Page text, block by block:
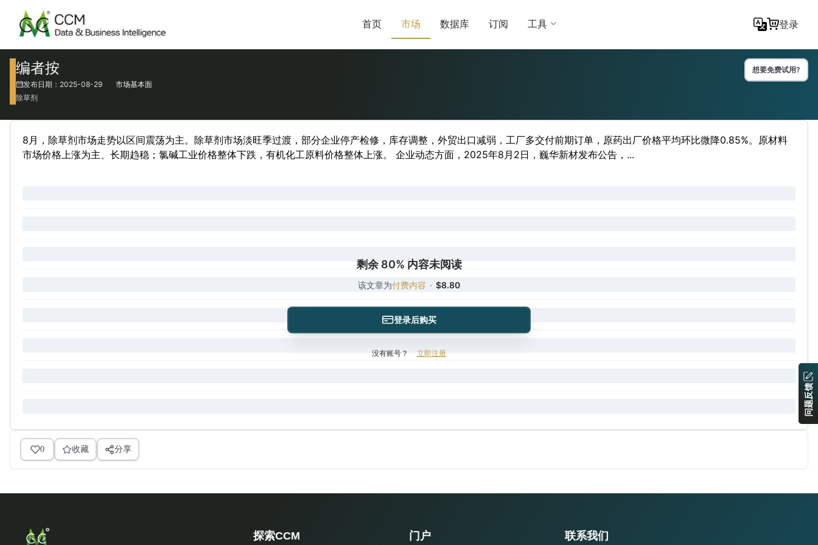
首页 市场 数据库 订阅 工具 登录
编者按
想要免费试用?
发布日期：2025-08-29
市场基本面
除草剂
8月，除草剂市场走势以区间震荡为主。除草剂市场淡旺季过渡，部分企业停产检修，库存调整，外贸出口减弱，工厂多交付前期订单，原药出厂价格平均环比微降0.85%。原材料
市场价格上涨为主、长期趋稳；氯碱工业价格整体下跌，有机化工原料价格整体上涨。 企业动态方面，2025年8月2日，巍华新材发布公告，...
剩余 80% 内容未阅读
该文章为付费内容 · $8.80
登录后购买
没有账号？ 立即注册
0 收藏 分享
探索CCM 门户 联系我们
问题反馈